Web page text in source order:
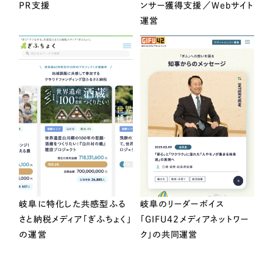
PR支援
ンサー獲得支援／Webサイト
運営
岐阜に特化した共感型ふる
さと納税メディア「ぎふちょく」
の運営
岐阜のリーダーボイス
「GIFU42メディアネットワー
ク」の共同運営